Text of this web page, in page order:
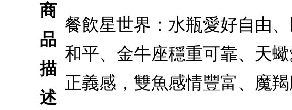
商
品
描
述
餐飲星世界：水瓶愛好自由
和平、金牛座穩重可靠、天
正義感，雙魚感情豐富、魔